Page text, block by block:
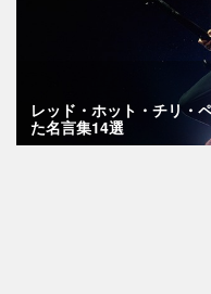
レッド・ホット・チリ・
た名言集14選